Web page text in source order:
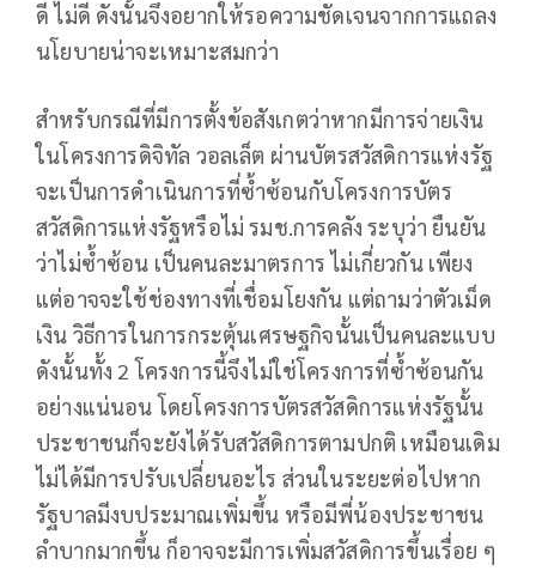
ดี ไม่ดี ดังนั้นจึงอยากให้รอความชัดเจนจากการแถลง
นโยบายน่าจะเหมาะสมกว่า
สำหรับกรณีที่มีการตั้งข้อสังเกตว่าหากมีการจ่ายเงิน
ในโครงการดิจิทัล วอลเล็ต ผ่านบัตรสวัสดิการแห่งรัฐ
จะเป็นการดำเนินการที่ซ้ำซ้อนกับโครงการบัตร
สวัสดิการแห่งรัฐหรือไม่ รมช.การคลัง ระบุว่า ยืนยัน
ว่าไม่ซ้ำซ้อน เป็นคนละมาตรการ ไม่เกี่ยวกัน เพียง
แต่อาจจะใช้ช่องทางที่เชื่อมโยงกัน แต่ถามว่าตัวเม็ด
เงิน วิธีการในการกระตุ้นเศรษฐกิจนั้นเป็นคนละแบบ
ดังนั้นทั้ง 2 โครงการนี้จึงไม่ใช่โครงการที่ซ้ำซ้อนกัน
อย่างแน่นอน โดยโครงการบัตรสวัสดิการแห่งรัฐนั้น
ประชาชนก็จะยังได้รับสวัสดิการตามปกติ เหมือนเดิม
ไม่ได้มีการปรับเปลี่ยนอะไร ส่วนในระยะต่อไปหาก
รัฐบาลมีงบประมาณเพิ่มขึ้น หรือมีพี่น้องประชาชน
ลำบากมากขึ้น ก็อาจจะมีการเพิ่มสวัสดิการขึ้นเรื่อย ๆ